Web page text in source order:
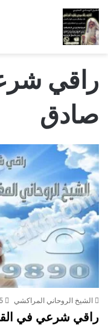
راقي
صادق
الشيخ الروحاني المراكشي
راقي شرعي في